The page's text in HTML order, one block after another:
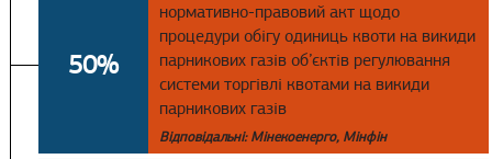
50%
нормативно-правовий акт щодо
процедури обігу одиниць квоти на викиди
парникових газів об’єктів регулювання
системи торгівлі квотами на викиди
парникових газів
Відповідальні: Мінекоенерго, Мінфін